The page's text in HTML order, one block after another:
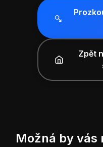
Zpět
Možná by